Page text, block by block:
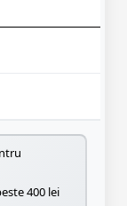
400 lei